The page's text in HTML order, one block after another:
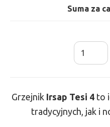
Suma za
ilość
Grzejnik
Grzejnik Irsap Tesi 4to
tradycyjnych, jak i